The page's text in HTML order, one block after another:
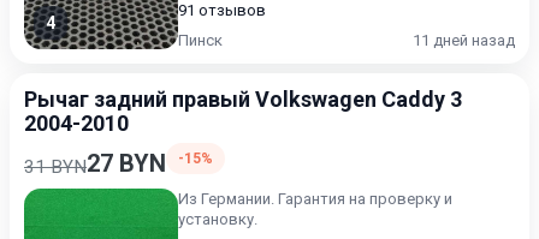
4
91 отзывов
Пинск
11 дней назад
Рычаг задний правый Volkswagen Caddy 3
2004-2010
31 BYN27 BYN -15%
Из Германии. Гарантия на проверку и
установку.